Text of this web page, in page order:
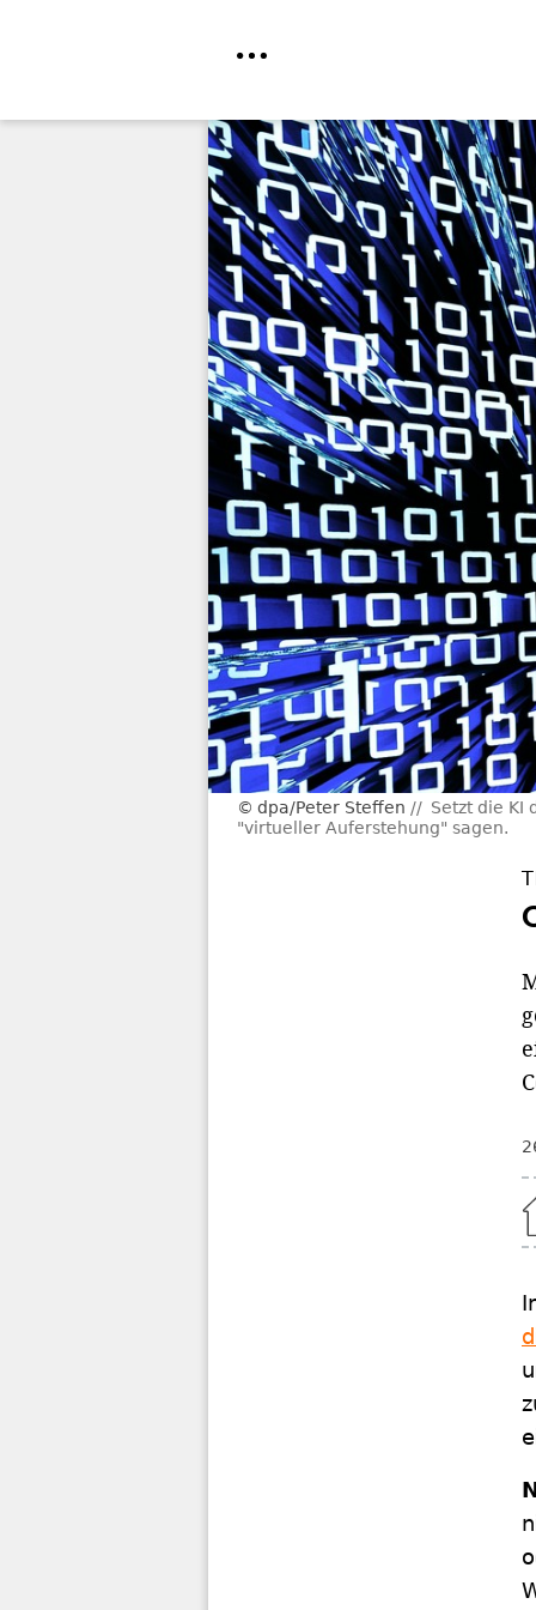
dpa/Peter Steffen
Setzt die KI
"virtueller Auferstehung" sagen.